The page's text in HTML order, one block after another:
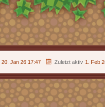
20. Jan 26 17:47 Zuletzt aktiv 1. Feb